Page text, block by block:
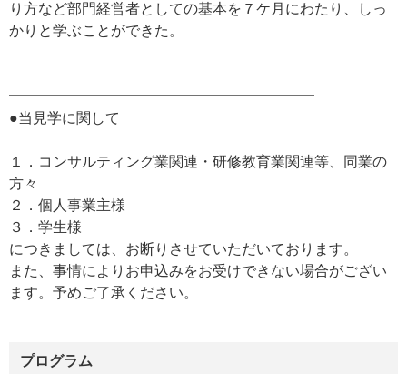
り方など部門経営者としての基本を７ケ月にわたり、しっ
かりと学ぶことができた。
━━━━━━━━━━━━━━━━━━━━━
●当見学に関して
１．コンサルティング業関連・研修教育業関連等、同業の
方々
２．個人事業主様
３．学生様
につきましては、お断りさせていただいております。
また、事情によりお申込みをお受けできない場合がござい
ます。予めご了承ください。
プログラム